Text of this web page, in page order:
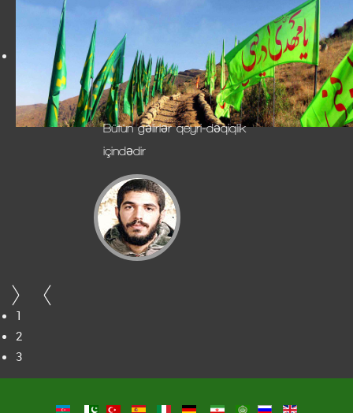
Bütün gəlirlər qeyri-dəqiqlik
içindədir
1
2
3